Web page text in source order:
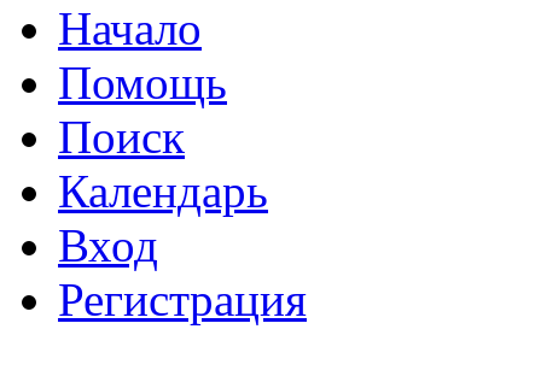
Начало
Помощь
Поиск
Календарь
Вход
Регистрация